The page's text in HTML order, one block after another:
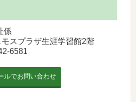
係
スプラザ生涯学習館2階
6581